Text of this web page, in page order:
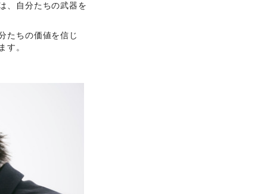
、自分たちの武器を
たちの価値を信じ
す。